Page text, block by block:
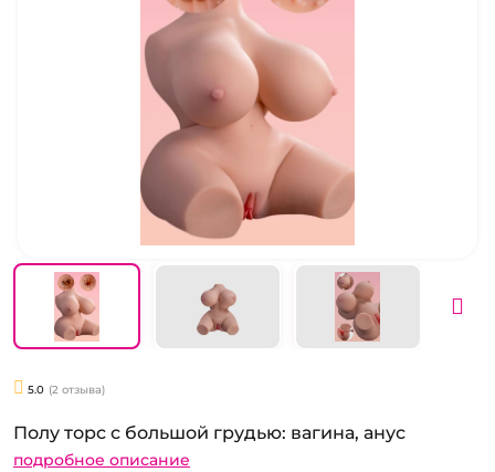
5.0 (2 отзыва)
Полу торс с большой грудью: вагина, анус
подробное описание